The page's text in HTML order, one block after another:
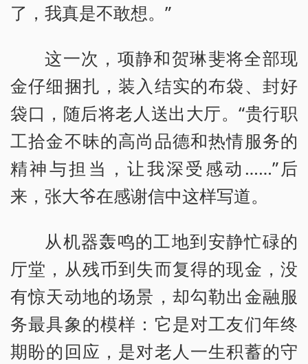
了，我真是不敢想。”
这一次，项静和贺琳斐将全部现
金仔细捆扎，装入结实的布袋、封好
袋口，随后将老人送出大厅。“贵行职
工拾金不昧的高尚品德和热情服务的
精神与担当，让我深受感动……”后
来，张大爷在感谢信中这样写道。
从机器轰鸣的工地到安静忙碌的
厅堂，从残币到失而复得的现金，没
有惊天动地的场景，却勾勒出金融服
务最具象的模样：它是对工友们年终
期盼的回应，是对老人一生积蓄的守